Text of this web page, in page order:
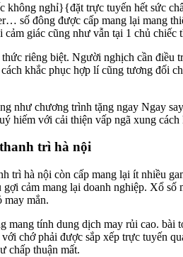
không nghỉ}{đặt trực tuyến hết sức
số đông được cấp mang lại mang
giác cũng như vẫn tại 1 chủ chiếc
riêng biệt. Người nghịch cần
khắc phục hợp lí cũng tương đối
như chương trình tặng ngay Ngay
hiếm với cải thiện vấp ngã xung cách
trì hà nội
hà nội còn cấp mang lại ít nhiều
cảm mang lại doanh nghiệp. Xổ
may mắn.
tính dung dịch may rủi cao.
chớ phải được sắp xếp trực tuyến
chấp thuận mất.